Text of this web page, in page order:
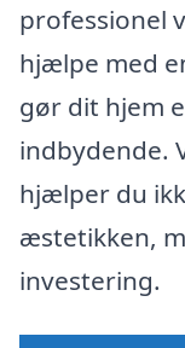
professionel
hjælpe med
gør dit hjem
indbydende.
hjælper du
æstetikken,
investering.